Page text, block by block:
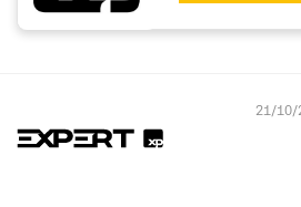
21/10/